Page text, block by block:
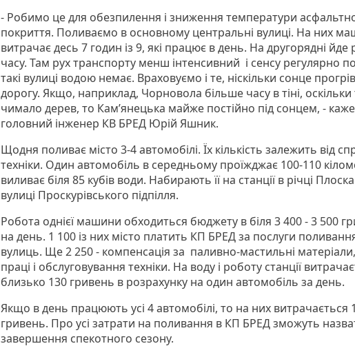
- Робимо це для обезпилення і зниження температури
покриття. Поливаємо в основному центральні вулиці. На них
витрачає десь 7 годин із 9, які працює в день. На другорядні йде
часу. Там рух транспорту менш інтенсивний і сенсу регулярно
такі вулиці водою немає. Враховуємо і те, ніскільки сонце
дорогу. Якщо, наприклад, Чорновола більше часу в тіні, оскільки
чимало дерев, то Кам’янецька майже постійно під сонцем, - каже
головний інженер КВ БРЕД Юрій Яшник.
Щодня поливає місто 3-4 автомобілі. Їх кількість залежить від
техніки. Один автомобіль в середньому проїжджає 100-110
виливає біля 85 кубів води. Набирають її на станції в річці
вулиці Проскурівського підпілля.
Робота однієї машини обходиться бюджету в біля 3 400 - 3 500
на день. 1 100 із них місто платить КП БРЕД за послуги
вулиць. Ще 2 250 - компенсація за паливно-мастильні
праці і обслуговування техніки. На воду і роботу станції
близько 130 гривень в розрахунку на один автомобіль за день.
Якщо в день працюють усі 4 автомобілі, то на них витрачається
гривень. Про усі затрати на поливання в КП БРЕД зможуть
завершення спекотного сезону.